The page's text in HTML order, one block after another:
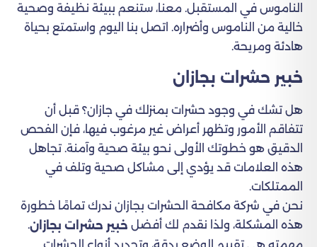
الناموس في المستقبل. معنا، ستنعم ببيئة نظيفة وصحية
خالية من الناموس وأضراره. اتصل بنا اليوم واستمتع بحياة
هادئة ومريحة.
خبير حشرات بجازان
هل تشك في وجود حشرات بمنزلك في جازان؟ قبل أن
تتفاقم الأمور وتظهر أعراض غير مرغوب فيها، فإن الفحص
الدقيق هو خطوتك الأولى نحو بيئة صحية وآمنة. تجاهل
هذه العلامات قد يؤدي إلى مشاكل صحية وتلف في
الممتلكات.
نحن في شركة مكافحة الحشرات بجازان ندرك تمامًا خطورة
هذه المشكلة، ولذا نقدم لك أفضل خبير حشرات بجازان.